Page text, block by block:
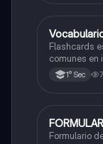
VInglés
Flashcards
comunes en
1° Sec
Física
Formulario